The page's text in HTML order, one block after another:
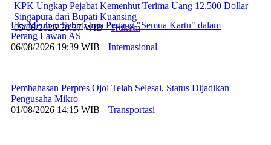
KPK Ungkap Pejabat Kemenhut Terima Uang 12.500 Dollar
Singapura dari Bupati Kuansing
05/08/2026 20:37 WIB ||Hukum
Eks Menhan Sebut, Iran Pegang "Semua Kartu" dalam
Perang Lawan AS
06/08/2026 19:39 WIB || Internasional
Pembahasan Perpres Ojol Telah Selesai, Status Dijadikan
Pengusaha Mikro
01/08/2026 14:15 WIB || Transportasi